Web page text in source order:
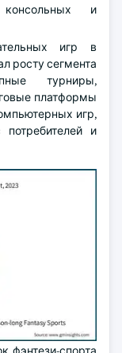
консольных и
игр в
росту сегмента
турниры,
платформы
игр,
и